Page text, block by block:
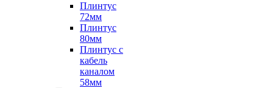
Плинтус
72мм
Плинтус
80мм
Плинтус с
кабель
каналом
58мм